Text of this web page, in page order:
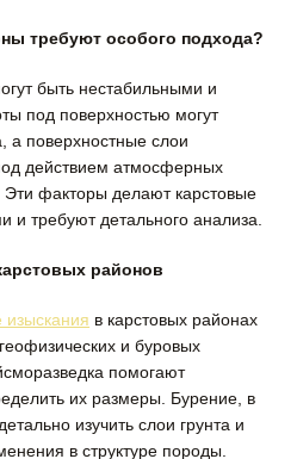
требуют особого подхода?
быть нестабильными и
под поверхностью могут
а поверхностные слои
действием атмосферных
факторы делают карстовые
требуют детального анализа.
районов
изыскания в карстовых районах
и буровых
помогают
их размеры. Бурение, в
изучить слои грунта и
в структуре породы.